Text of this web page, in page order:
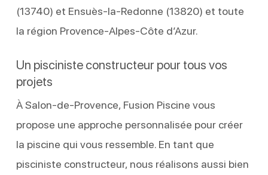
(13740) et Ensuès-la-Redonne (13820) et toute
la région Provence-Alpes-Côte d’Azur.
Un pisciniste constructeur pour tous vos
projets
À Salon-de-Provence, Fusion Piscine vous
propose une approche personnalisée pour créer
la piscine qui vous ressemble. En tant que
pisciniste constructeur, nous réalisons aussi bien